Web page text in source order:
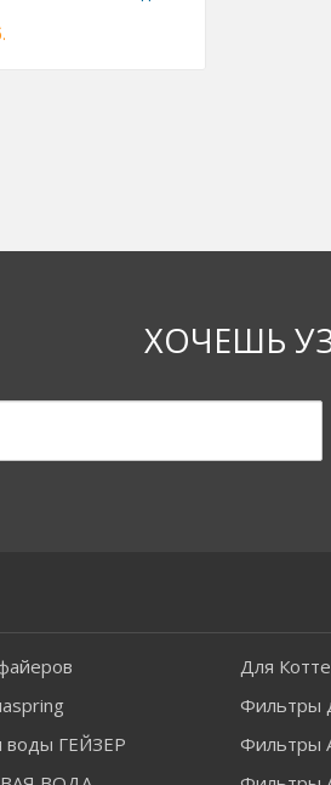
ХОЧЕШЬ
Для
Фильтры
воды ГЕЙЗЕР
Фильтры